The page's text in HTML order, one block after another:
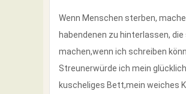
Wenn Menschen sterben,
habendenen zu hinterlassen,
machen,wenn ich schreiben
Streunerwürde ich mein
kuscheliges Bett,mein weiches